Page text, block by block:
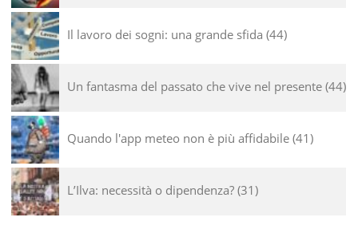
Il lavoro dei sogni: una grande sfida 44
Un fantasma del passato che vive nel presente 44
Quando l'app meteo non è più affidabile 41
L’Ilva: necessità o dipendenza? 31